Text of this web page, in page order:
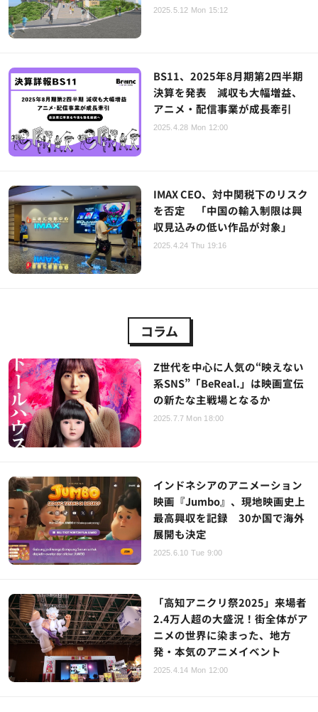
2025.5.12 Mon 15:12
BS11、2025年8月期第2四半期
決算を発表 減収も大幅増益、
アニメ・配信事業が成長牽引
2025.4.28 Mon 12:00
IMAX CEO、対中関税下のリスク
を否定 「中国の輸入制限は興
収見込みの低い作品が対象」
2025.4.24 Thu 19:16
コラム
Z世代を中心に人気の“映えない
系SNS”「BeReal.」は映画宣伝
の新たな主戦場となるか
2025.7.7 Mon 18:00
インドネシアのアニメーション
映画『Jumbo』、現地映画史上
最高興収を記録 30か国で海外
展開も決定
2025.6.10 Tue 9:00
「高知アニクリ祭2025」来場者
2.4万人超の大盛況！街全体がア
ニメの世界に染まった、地方
発・本気のアニメイベント
2025.4.14 Mon 12:00